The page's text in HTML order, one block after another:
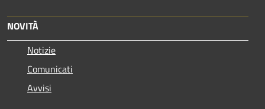
NOVITÀ
Notizie
Comunicati
Avvisi